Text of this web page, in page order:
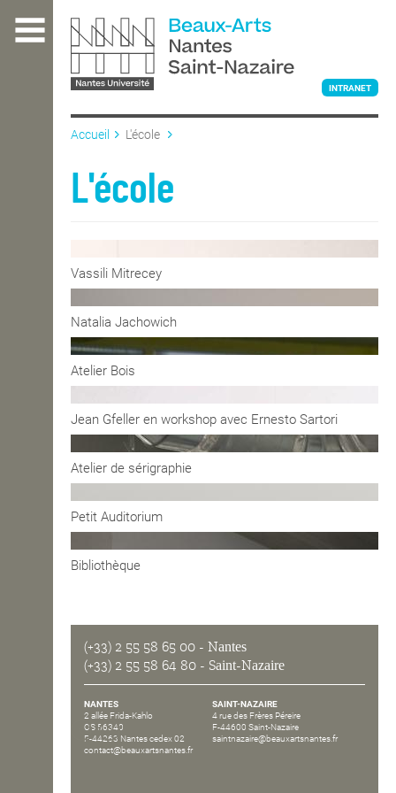
contenu
L'ÉCOLE
ENSEIGNEMENT
INTERNATIONAL
COURS PUBLICS
OPEN SCHOOL
CONTACTS
INTRANET
Accueil L'école
L'école
Vassili Mitrecey
Natalia Jachowich
Atelier Bois
Jean Gfeller en workshop avec Ernesto Sartori
Atelier de sérigraphie
Petit Auditorium
Bibliothèque
(+33) 2 55 58 65 00 - Nantes
(+33) 2 55 58 64 80 - Saint-Nazaire
NANTES
2 allée Frida-Kahlo
CS 56340
F-44263 Nantes cedex 02
contact@beauxartsnantes.fr
SAINT-NAZAIRE
4 rue des Frères Péreire
F-44600 Saint-Nazaire
saintnazaire@beauxartsnantes.fr